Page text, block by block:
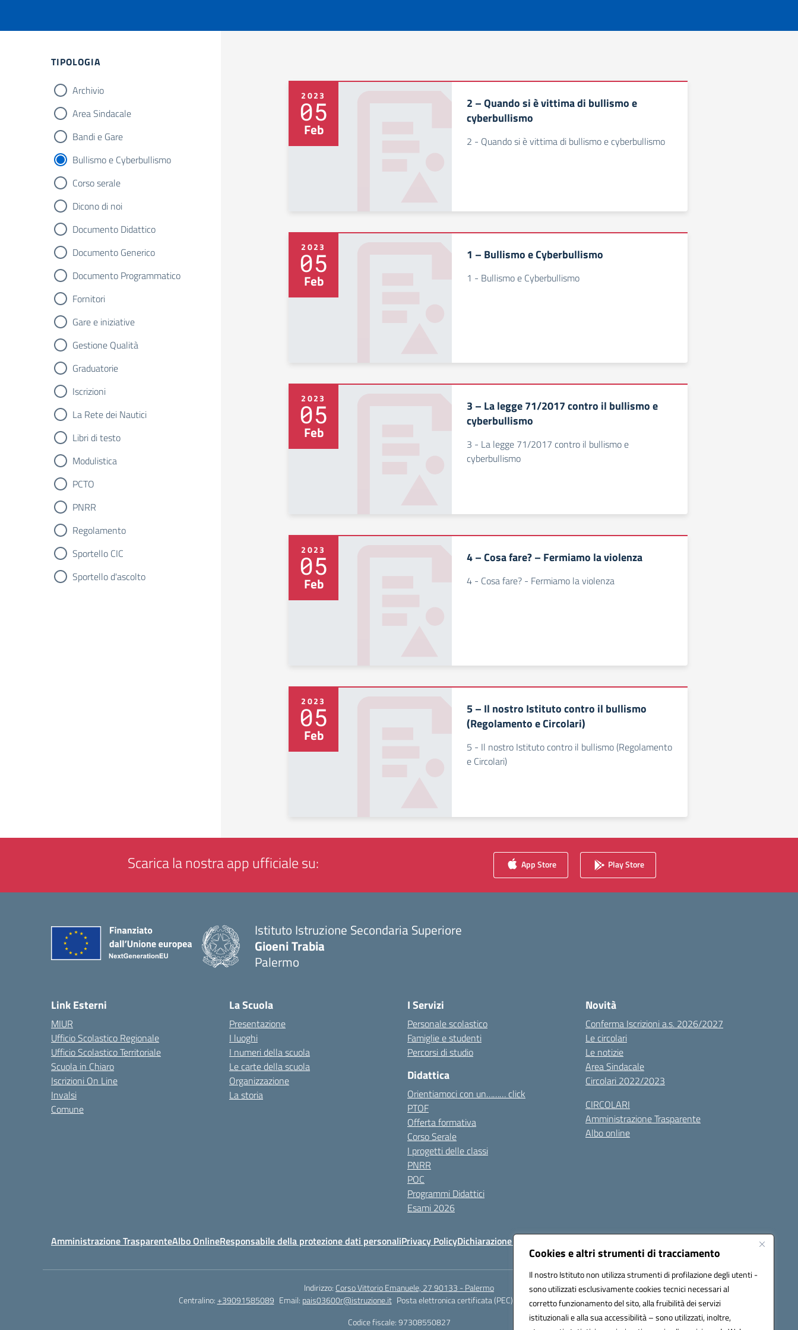
Cookies e altri strumenti di tracciamento
Il nostro Istituto non utilizza strumenti di profilazione degli utenti -
sono utilizzati esclusivamente cookies tecnici necessari al
corretto funzionamento del sito, alla fruibilità dei servizi
istituzionali e alla sua accessibilità – sono utilizzati, inoltre,
Filtri
TIPOLOGIA
Archivio
Area Sindacale
Bandi e Gare
Bullismo e Cyberbullismo
Corso serale
Dicono di noi
Documento Didattico
Documento Generico
Documento Programmatico
Fornitori
Gare e iniziative
Gestione Qualità
Graduatorie
Iscrizioni
La Rete dei Nautici
Libri di testo
Modulistica
PCTO
PNRR
Regolamento
Sportello CIC
Sportello d'ascolto
2023
05
Feb
2 – Quando si è vittima di bullismo e
cyberbullismo
2 - Quando si è vittima di bullismo e cyberbullismo
2023
05
Feb
1 – Bullismo e Cyberbullismo
1 - Bullismo e Cyberbullismo
2023
05
Feb
3 – La legge 71/2017 contro il bullismo e
cyberbullismo
3 - La legge 71/2017 contro il bullismo e
cyberbullismo
2023
05
Feb
4 – Cosa fare? – Fermiamo la violenza
4 - Cosa fare? - Fermiamo la violenza
2023
05
Feb
5 – Il nostro Istituto contro il bullismo
(Regolamento e Circolari)
5 - Il nostro Istituto contro il bullismo (Regolamento
e Circolari)
Scarica la nostra app ufficiale su: App Store Play Store
Istituto Istruzione Secondaria Superiore
Gioeni Trabia
Palermo
Link Esterni
MIUR
Ufficio Scolastico Regionale
Ufficio Scolastico Territoriale
Scuola in Chiaro
Iscrizioni On Line
Invalsi
Comune
La Scuola
Presentazione
I luoghi
I numeri della scuola
Le carte della scuola
Organizzazione
La storia
I Servizi
Personale scolastico
Famiglie e studenti
Percorsi di studio
Didattica
Orientiamoci con un……… click
PTOF
Offerta formativa
Corso Serale
I progetti delle classi
PNRR
POC
Programmi Didattici
Esami 2026
Novità
Conferma Iscrizioni a.s. 2026/2027
Le circolari
Le notizie
Area Sindacale
Circolari 2022/2023
CIRCOLARI
Amministrazione Trasparente
Albo online
Amministrazione TrasparenteAlbo OnlineResponsabile della protezione dati personaliPrivacy PolicyDichiarazione di accessibilità Seguici su:
Indirizzo: Corso Vittorio Emanuele, 27 90133 - Palermo
Centralino:+39091585089 Email: pais03600r@istruzione.it Posta elettronica certificata (PEC):
pais03600r@pec.istruzione.it
Codice fiscale: 97308550827